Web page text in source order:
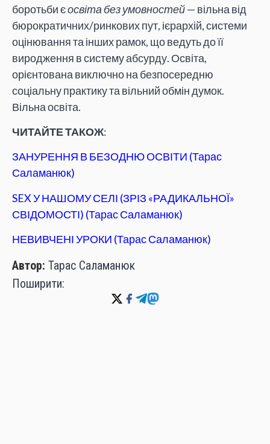
боротьби єосвіта без умовностей— вільна від
бюрократичних/ринкових пут, ієрархій, системи
оцінювання та інших рамок, що ведуть до її
виродження в систему абсурду. Освіта,
орієнтована виключно на безпосередню
соціальну практику та вільний обмін думок.
Вільна освіта.
ЧИТАЙТЕ ТАКОЖ:
ЗАНУРЕННЯ В БЕЗОДНЮ ОСВІТИ (Тарас
Саламанюк)
SEX У НАШОМУ СЕЛІ (ЗРІЗ «РАДИКАЛЬНОЇ»
СВІДОМОСТІ) (Тарас Саламанюк)
НЕВИВЧЕНІ УРОКИ (Тарас Саламанюк)
Автор: Тарас Саламанюк
Поширити: